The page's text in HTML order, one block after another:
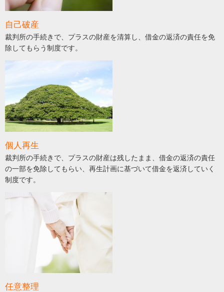
自己破産
裁判所の手続きで、プラスの財産を清算し、借金の返済の責任を免
除してもらう制度です。
個人再生
裁判所の手続きで、プラスの財産は残したまま、借金の返済の責任
の一部を免除してもらい、再生計画に基づいて借金を返済していく
制度です。
任意整理